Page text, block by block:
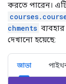
করতে পারেন।
chments
দেখানো হয়েছে:
জাভা